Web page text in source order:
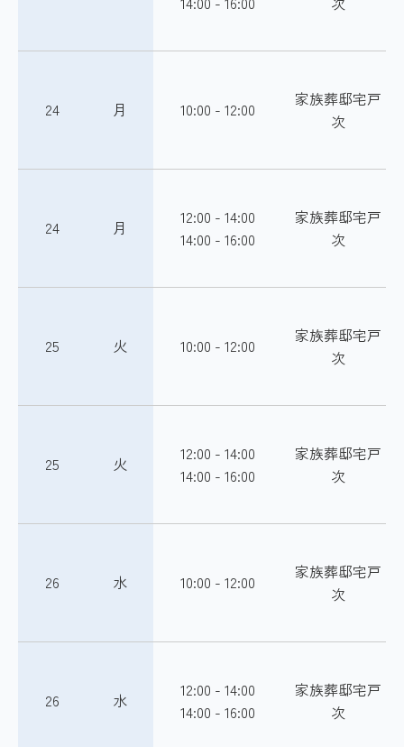
24 月 10:00 - 12:00
家族葬邸宅戸
次
24 月
12:00 - 14:00
14:00 - 16:00
家族葬邸宅戸
次
25 火 10:00 - 12:00
家族葬邸宅戸
次
25 火
12:00 - 14:00
14:00 - 16:00
家族葬邸宅戸
次
26 水 10:00 - 12:00
家族葬邸宅戸
次
26 水
12:00 - 14:00
14:00 - 16:00
家族葬邸宅戸
次